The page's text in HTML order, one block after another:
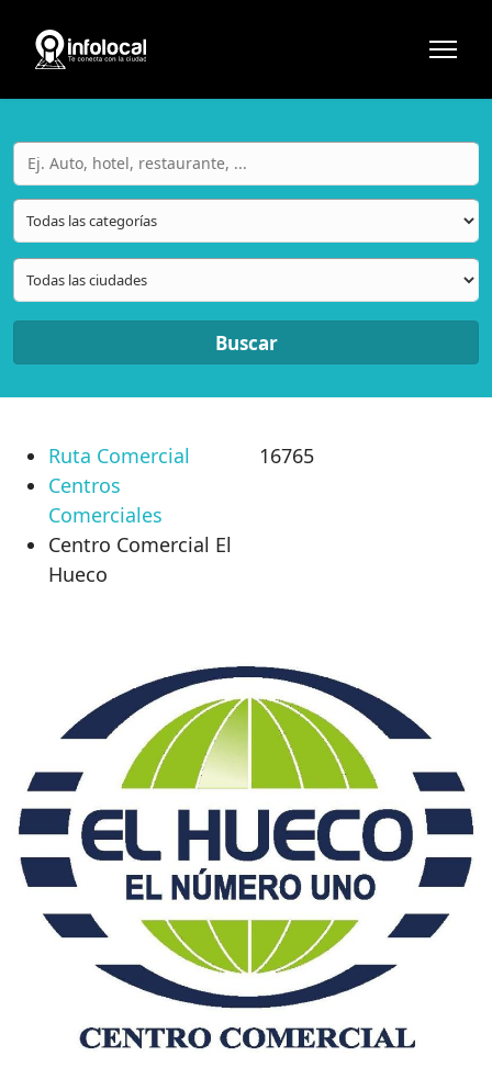
Buscar
Ruta Comercial
Centros
Comerciales
Centro Comercial El
Hueco
16765